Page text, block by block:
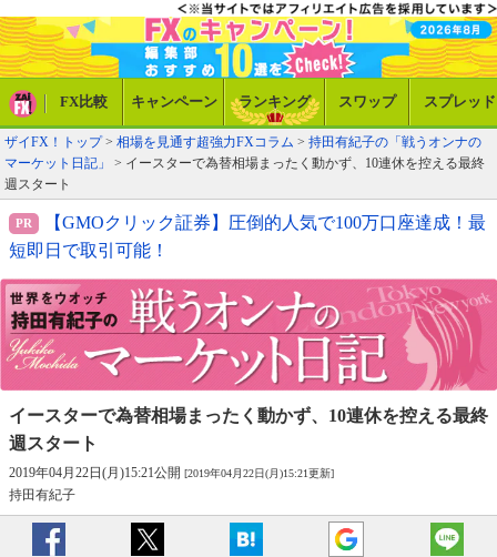
FX比較 キャンペーン ランキング スワップ スプレッド
ザイFX！トップ> 相場を見通す超強力FXコラム > 持田有紀子の「戦うオンナの
マーケット日記」
> イースターで為替相場まったく動かず、10連休を控える最終
週スタート
【GMOクリック証券】圧倒的人気で100万口座達成！最
短即日で取引可能！
イースターで為替相場まったく動かず、 10連休を控える最終
週スタート
2019年04月22日(月)15:21公開 [2019年04月22日(月)15:21更新]
持田有紀子